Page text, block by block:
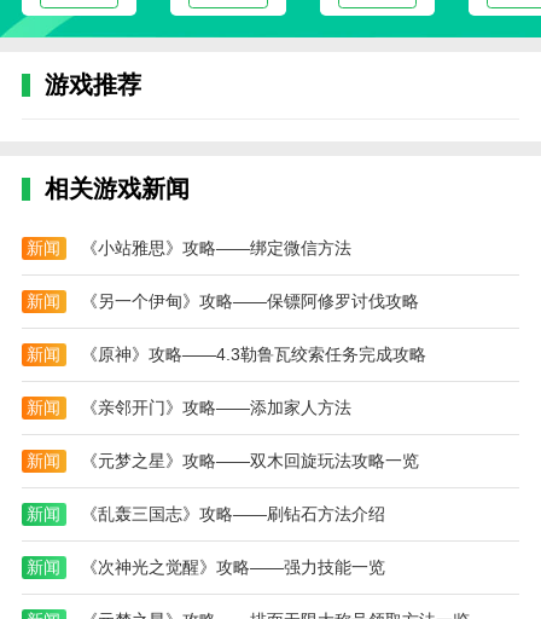
游戏推荐
相关游戏新闻
新闻 《小站雅思》攻略——绑定微信方法
新闻 《另一个伊甸》攻略——保镖阿修罗讨伐攻略
新闻 《原神》攻略——4.3勒鲁瓦绞索任务完成攻略
新闻 《亲邻开门》攻略——添加家人方法
新闻 《元梦之星》攻略——双木回旋玩法攻略一览
新闻 《乱轰三国志》攻略——刷钻石方法介绍
新闻 《次神光之觉醒》攻略——强力技能一览